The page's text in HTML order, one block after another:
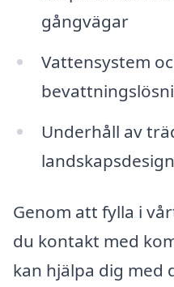
gångvägar
Vattensystem
Underhåll av
landskapsdesign
Genom att fylla i
du kontakt med
kan hjälpa dig